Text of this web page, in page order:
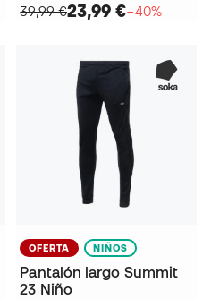
39,99 €23,99 €−40%
OFERTA NIÑOS
Pantalón largo Summit
23 Niño